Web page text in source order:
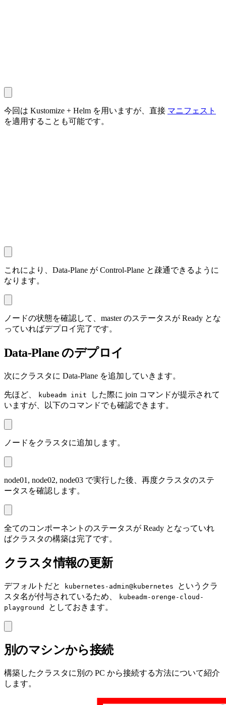
今回は Kustomize + Helm を用いますが、直接 マニフェスト
を適用することも可能です。
これにより、Data-Plane が Control-Plane と疎通できるように
なります。
ノードの状態を確認して、master のステータスが Ready とな
っていればデプロイ完了です。
Data-Plane のデプロイ
次にクラスタに Data-Plane を追加していきます。
先ほど、 kubeadm init
した際に join コマンドが提示されて
いますが、以下のコマンドでも確認できます。
ノードをクラスタに追加します。
node01, node02, node03 で実行した後、再度クラスタのステ
ータスを確認します。
全てのコンポーネントのステータスが Ready となっていれ
ばクラスタの構築は完了です。
クラスタ情報の更新
デフォルトだと kubernetes-admin@kubernetes
というクラ
スタ名が付与されているため、
kubeadm-orenge-cloud-
playground
としておきます。
別のマシンから接続
構築したクラスタに別の PC から接続する方法について紹介
します。